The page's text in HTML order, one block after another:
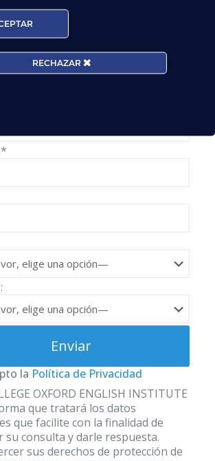
saber a través de este
:
información
la Política de Privacidad
OXFORD ENGLISH INSTITUTE
que tratará los datos
que facilite con la finalidad de
su consulta y darle respuesta.
sus derechos de protección de
RECHAZAR